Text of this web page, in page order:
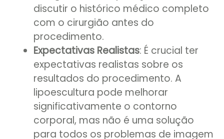
discutir o histórico médico completo
com o cirurgião antes do
procedimento.
Expectativas Realistas: É crucial ter
expectativas realistas sobre os
resultados do procedimento. A
lipoescultura pode melhorar
significativamente o contorno
corporal, mas não é uma solução
para todos os problemas de imagem